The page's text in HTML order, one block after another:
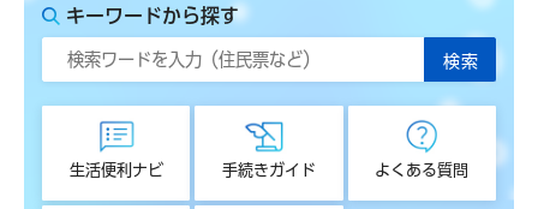
キーワードから探す
生活便利ナビ 手続きガイド よくある質問